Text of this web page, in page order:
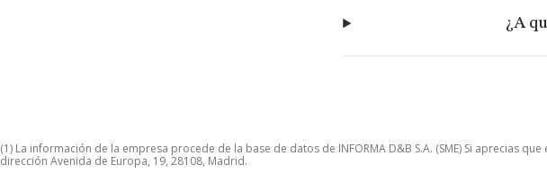
¿A
(1) La información de la empresa procede de la base de datos de INFORMA D&B S.A. (SME) Si aprecias
dirección Avenida de Europa, 19, 28108, Madrid.